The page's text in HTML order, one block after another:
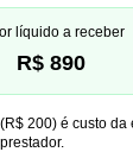
líquido a receber
R$ 890
200) é custo da